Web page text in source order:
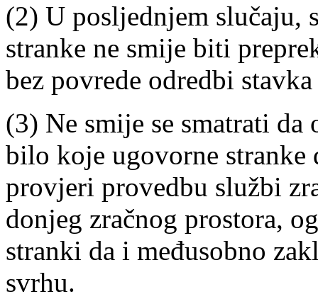
(2) U posljednjem slučaju,
stranke ne smije biti
bez povrede odredbi
(3) Ne smije se smatrati
bilo koje ugovorne
provjeri provedbu službi
donjeg zračnog prostora,
stranki da i međusobno
svrhu.